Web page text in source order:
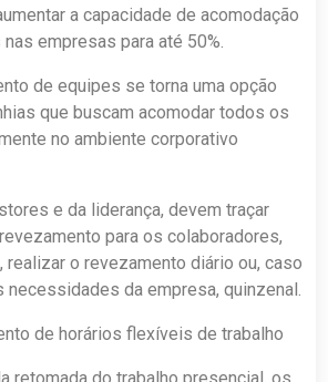
a capacidade de acomodação
empresas para até 50%.
de equipes se torna uma opção
que buscam acomodar todos os
no ambiente corporativo
e da liderança, devem traçar
para os colaboradores,
realizar o revezamento diário ou, caso
necessidades da empresa, quinzenal.
de horários flexíveis de trabalho